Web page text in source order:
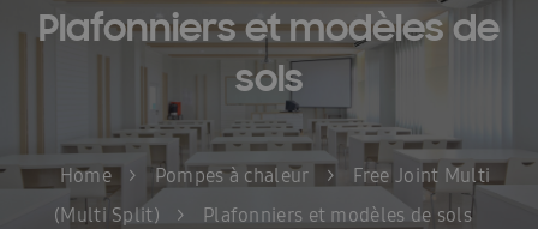
Plafonniers et modèles de
sols
Home > Pompes à chaleur >
Free Joint Multi
(Multi Split)
> Plafonniers et modèles de sols